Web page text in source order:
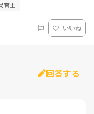
育士
いいね
回答する